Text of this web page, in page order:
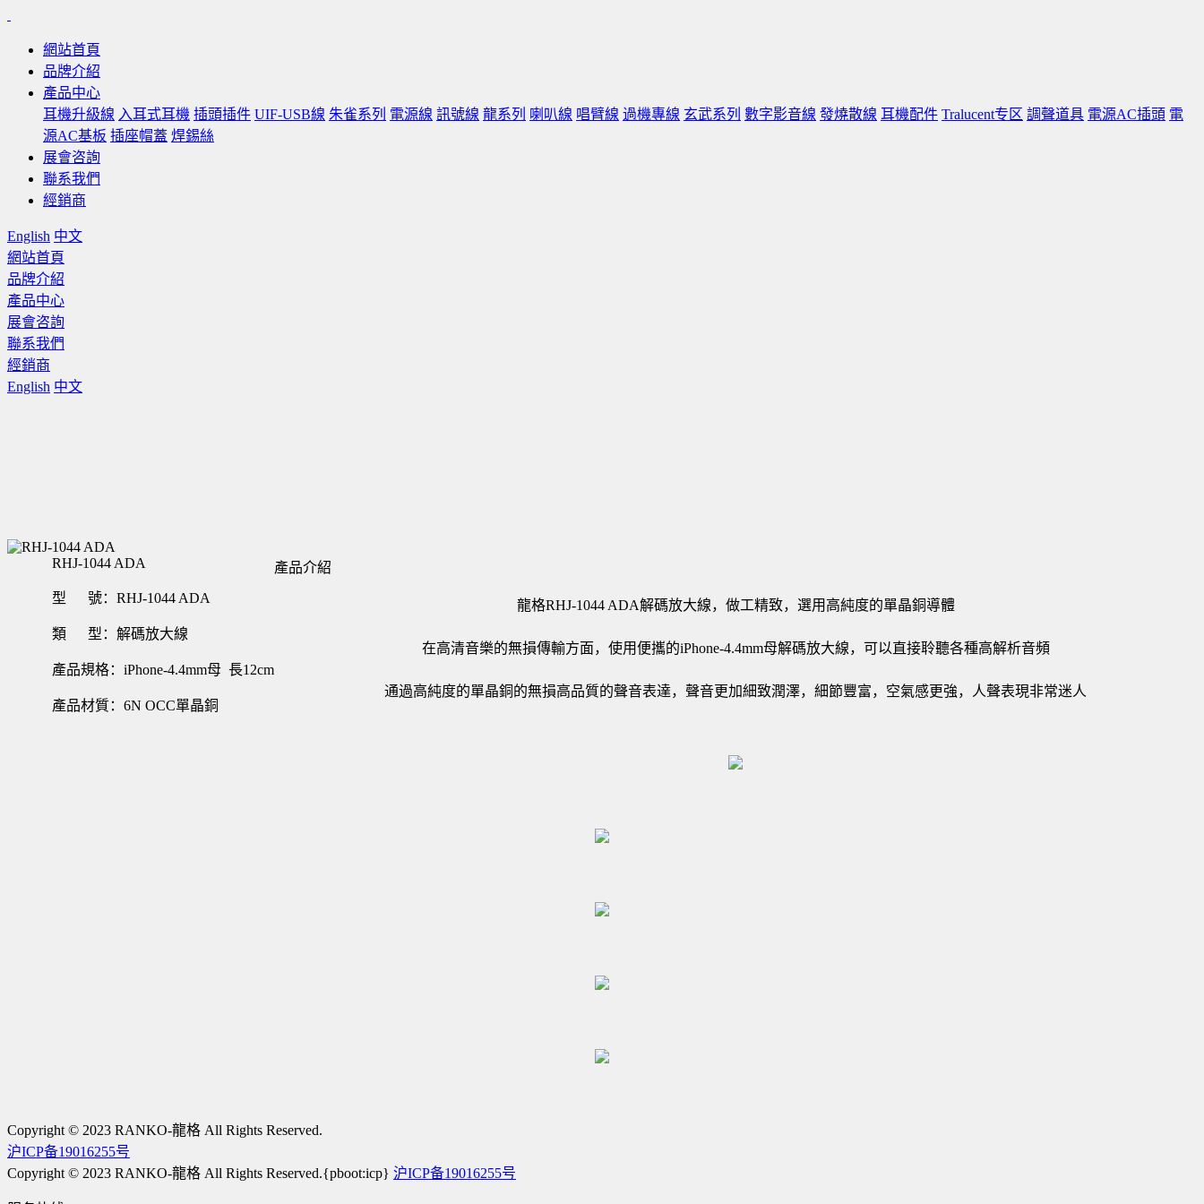
網站首頁
品牌介紹
產品中心
耳機升級線 入耳式耳機 插頭插件 UIF-USB線 朱雀系列 電源線 訊號線 龍系列 喇叭線 唱臂線 過機專線 玄武系列 數字影音線 發燒散線 耳機配件 Tralucent专区 調聲道具 電源AC插頭 電
源AC基板 插座帽蓋 焊錫絲
展會咨詢
聯系我們
經銷商
English 中文
網站首頁
品牌介紹
產品中心
展會咨詢
聯系我們
經銷商
English 中文
RHJ-1044 ADA
型 號：RHJ-1044 ADA
類 型：解碼放大線
產品規格：iPhone-4.4mm母 長12cm
產品材質：6N OCC單晶銅
產品介紹
龍格RHJ-1044 ADA解碼放大線，做工精致，選用高純度的單晶銅導體
在高清音樂的無損傳輸方面，使用便攜的iPhone-4.4mm母解碼放大線，可以直接聆聽各種高解析音頻
通過高純度的單晶銅的無損高品質的聲音表達，聲音更加細致潤澤，細節豐富，空氣感更強，人聲表現非常迷人
Copyright © 2023 RANKO-龍格 All Rights Reserved.
沪ICP备19016255号
Copyright © 2023 RANKO-龍格 All Rights Reserved.{pboot:icp} 沪ICP备19016255号